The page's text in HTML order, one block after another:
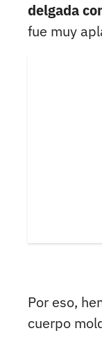
delgada
fue muy
Por eso,
cuerpo